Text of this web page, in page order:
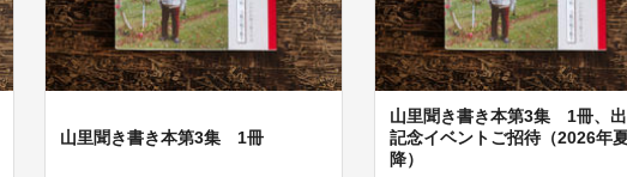
山里聞き書き本第3集 1冊
山里聞き書き本第3集 1冊、
記念イベントご招待（2026年
降）